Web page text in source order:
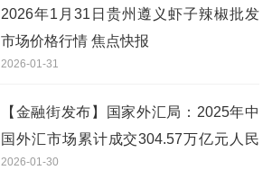
2026年1月31日贵州遵义虾子辣椒批发
市场价格行情 焦点快报
2026-01-31
【金融街发布】国家外汇局：2025年中
国外汇市场累计成交304.57万亿元人民
币
2026-01-30